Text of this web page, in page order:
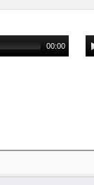
00:00